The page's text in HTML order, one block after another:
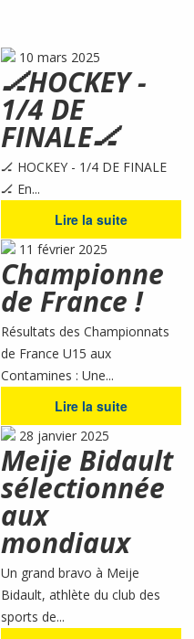
10 mars 2025
🏒HOCKEY -
1/4 DE
FINALE🏒
🏒 HOCKEY - 1/4 DE FINALE
🏒 En...
Lire la suite
11 février 2025
Championne
de France !
Résultats des Championnats
de France U15 aux
Contamines : Une...
Lire la suite
28 janvier 2025
Meije Bidault
sélectionnée
aux
mondiaux
Un grand bravo à Meije
Bidault, athlète du club des
sports de...